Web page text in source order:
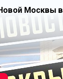
Москвы в